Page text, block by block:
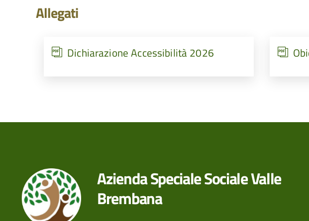
Allegati
Dichiarazione Accessibilità 2026
Azienda Speciale Sociale Valle
Brembana